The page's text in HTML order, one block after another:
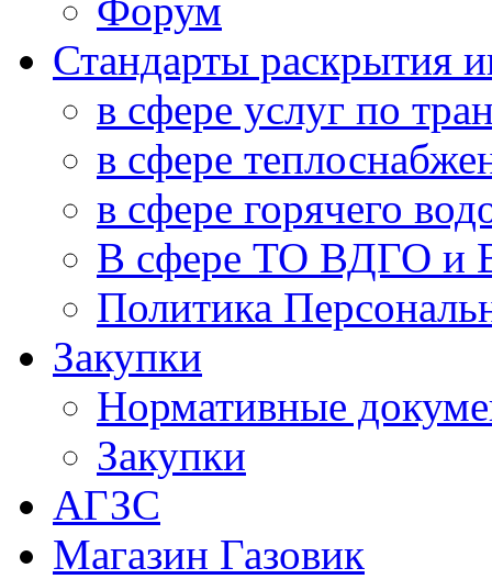
Форум
Стандарты раскрытия
в сфере услуг по
в сфере
в сфере горячего
В сфере ТО ВДГО и
Политика
Закупки
Нормативные
Закупки
АГЗС
Магазин Газовик